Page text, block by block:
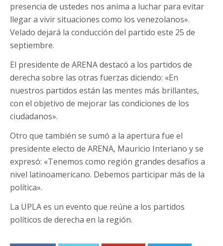
presencia de ustedes nos anima a luchar para evitar
llegar a vivir situaciones como los venezolanos».
Velado dejará la conducción del partido este 25 de
septiembre.
El presidente de ARENA destacó a los partidos de
derecha sobre las otras fuerzas diciendo: «En
nuestros partidos están las mentes más brillantes,
con el objetivo de mejorar las condiciones de los
ciudadanos».
Otro que también se sumó a la apertura fue el
presidente electo de ARENA, Mauricio Interiano y se
expresó: «Tenemos como región grandes desafíos a
nivel latinoamericano. Debemos participar más de la
política».
La UPLA es un evento que reúne a los partidos
políticos de derecha en la región.